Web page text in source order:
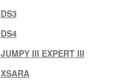
DS3
DS4
JUMPY III EXPERT III
XSARA